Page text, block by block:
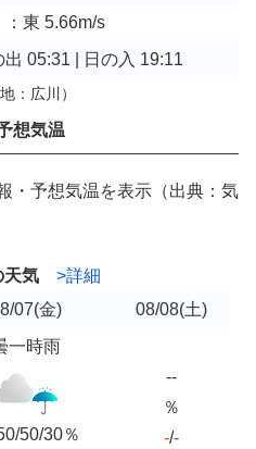
東 5.66m/s
出 05:31 | 日の入 19:11
：広川）
想気温
・予想気温を表示（出典：気
天気
>詳細
07(金) 08/08(土)
一時雨
50/30％
--
％
-/-